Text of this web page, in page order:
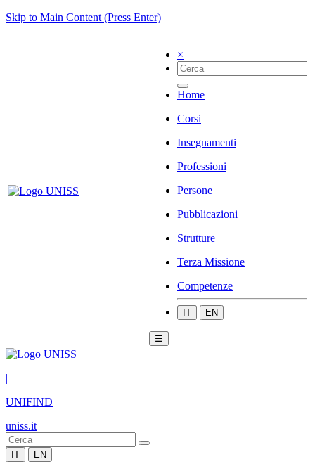
Skip to Main Content (Press Enter)
×
Home
Corsi
Insegnamenti
Professioni
Persone
Pubblicazioni
Strutture
Terza Missione
Competenze
IT EN
☰
|
UNIFIND
uniss.it
IT EN